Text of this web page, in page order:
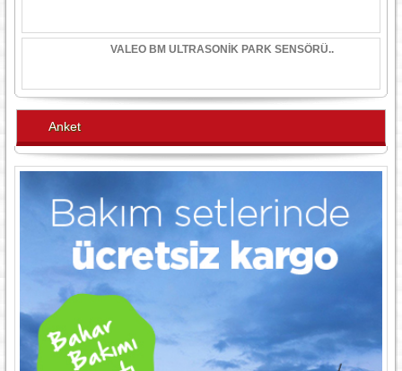
VALEO BM ULTRASONİK PARK SENSÖRÜ..
Anket